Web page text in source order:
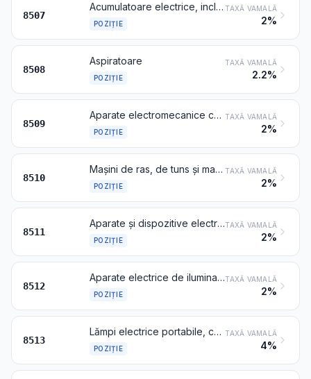
8507
Acumulatoare electrice, inclusiv separatoarele lor, chiar de formă pătrată sau dreptunghiulară
POZIȚIE
TAXĂ VAMALĂ
2%
8508
Aspiratoare
POZIȚIE
TAXĂ VAMALĂ
2.2%
8509
Aparate electromecanice cu motor electric încorporat, de uz casnic, altele decât aspiratoarele de la poziția 8508
POZIȚIE
TAXĂ VAMALĂ
2%
8510
Mașini de ras, de tuns și mașini de epilat, cu motor electric încorporat
POZIȚIE
TAXĂ VAMALĂ
2%
8511
Aparate și dispozitive electrice de aprindere sau de pornire pentru motoare cu aprindere prin scânteie sau prin compresie (de exemplu, magnetouri, dinamuri-magnetou, bobine de aprindere, bujii de aprindere sau de încălzire, demaroare); generatoare (de exemplu, dinamuri, alternatoare) și conjunctoare-disjunctoare utilizate cu aceste motoare
POZIȚIE
TAXĂ VAMALĂ
2%
8512
Aparate electrice de iluminat sau de semnalizare (cu excepția articolelor de la poziția 8539), ștergătoare de parbriz, dispozitive antigivraj și de dezaburire, electrice, de tipul celor utilizate pentru biciclete, motociclete sau autovehicule
POZIȚIE
TAXĂ VAMALĂ
2%
8513
Lămpi electrice portabile, care funcționează cu ajutorul sursei proprii de energie (de exemplu, cu pile, cu acumulatoare, electromagnetice), altele decât aparatele de iluminat de la poziția 8512
POZIȚIE
TAXĂ VAMALĂ
4%